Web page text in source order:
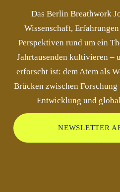
Wissenschaft,
Perspektiven rund um ein
Jahrtausenden kultivieren –
erforscht ist: dem Atem als
Brücken zwischen
Entwicklung und
NEWSLETTER